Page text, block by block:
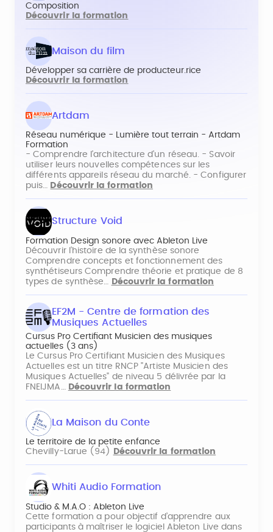
Composition
Découvrir la formation
Maison du film
Développer sa carrière de producteur.rice
Découvrir la formation
Artdam
Réseau numérique - Lumière tout terrain - Artdam
Formation
- Comprendre l'architecture d'un réseau. - Savoir
utiliser leurs nouvelles compétences sur les
différents appareils réseau du marché. - Configurer
puis… Découvrir la formation
Structure Void
Formation Design sonore avec Ableton Live
Découvrir l’histoire de la synthèse sonore
Comprendre concepts et fonctionnement des
synthétiseurs Comprendre théorie et pratique de 8
types de synthèse…
Découvrir la formation
EF2M - Centre de formation des
Musiques Actuelles
Cursus Pro Certifiant Musicien des musiques
actuelles (3 ans)
Le Cursus Pro Certifiant Musicien des Musiques
Actuelles est un titre RNCP "Artiste Musicien des
Musiques Actuelles" de niveau 5 délivrée par la
FNEIJMA… Découvrir la formation
La Maison du Conte
Le territoire de la petite enfance
Chevilly-Larue (94)
Découvrir la formation
Whiti Audio Formation
Studio & M.A.O : Ableton Live
Cette formation a pour objectif d’apprendre aux
participants à maîtriser le logiciel Ableton Live dans